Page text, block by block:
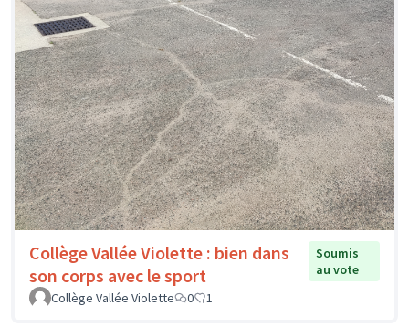
Collège Vallée Violette : bien dans
son corps avec le sport
Soumis
au vote
Collège Vallée Violette
0 1